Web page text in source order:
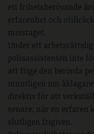
ett frihetsberövande
erfarenhet och
misstaget.
Under ett
polisassistenten inte
att frige den berörda
muntligen om
direktiv för att
senare, när en erfaren
slutligen frigiven.